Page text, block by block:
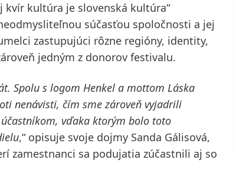
kvír kultúra je slovenská kultúra“
súčasťou spoločnosti a jej
zastupujúci rôzne regióny, identity,
jedným z donorov festivalu.
Spolu s logom Henkel a mottom Láska
nenávisti, čím sme zároveň vyjadrili
vďaka ktorým bolo toto
,“ opisuje svoje dojmy Sanda Gálisová,
zamestnanci sa podujatia zúčastnili aj so